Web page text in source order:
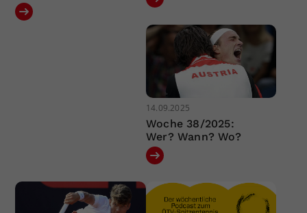
14.09.2025
Woche 38/2025:
Wer? Wann? Wo?